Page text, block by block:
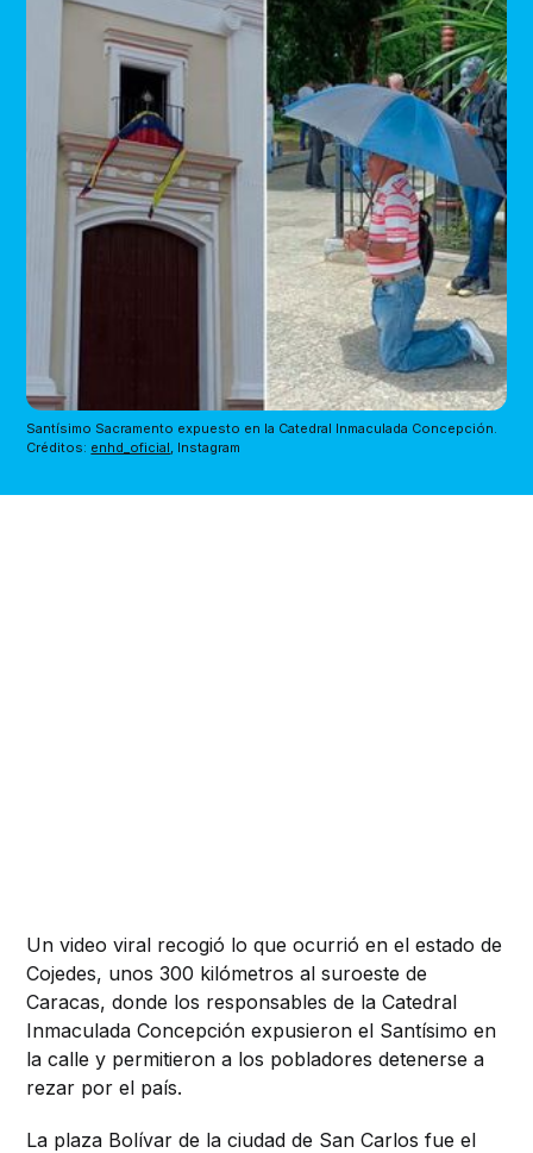
Santísimo Sacramento expuesto en la Catedral Inmaculada Concepción.
Créditos: enhd_oficial , Instagram
Un video viral recogió lo que ocurrió en el estado de
Cojedes, unos 300 kilómetros al suroeste de
Caracas, donde los responsables de la Catedral
Inmaculada Concepción expusieron el Santísimo en
la calle y permitieron a los pobladores detenerse a
rezar por el país.
La plaza Bolívar de la ciudad de San Carlos fue el